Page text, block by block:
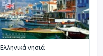
Ελληνικά νησιά